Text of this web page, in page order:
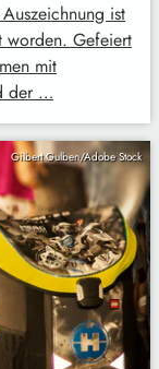
ist
worden. Gefeiert
mit
der …
Gilbert Gulben/Adobe Stock